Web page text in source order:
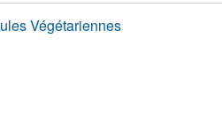
Végétariennes